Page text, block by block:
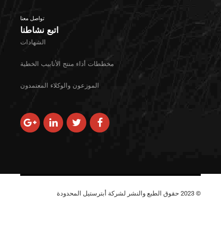
تواصل معنا
اتبع نشاطنا
الشهادات
مخططات أداء منتج الأنابيب الخطية
الموزعون والوكلاء المعتمدون
© 2023 حقوق الطبع والنشر لشركة أبترستيل المحدودة